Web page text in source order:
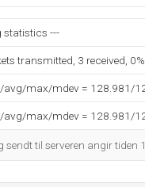
statistics ---
transmitted, 3 received,
avg/max/mdev = 128.981/
avg/max/mdev = 128.981/
sendt til serveren angir tiden